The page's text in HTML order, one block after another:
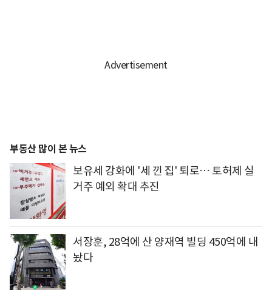
부동산 많이 본 뉴스
보유세 강화에 '세 낀 집' 퇴로… 토허제 실
거주 예외 확대 추진
서장훈, 28억에 산 양재역 빌딩 450억에 내
놨다